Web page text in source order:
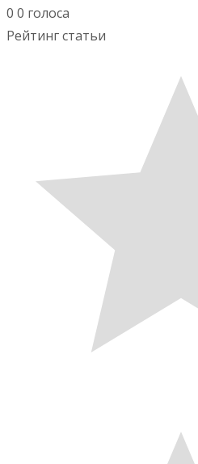
0 0 голоса
Рейтинг статьи